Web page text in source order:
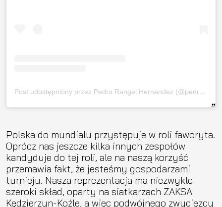
Post udostępniony przez Pedro Rangel Hernandez (@pedro.rangel10)
Polska do mundialu przystępuje w roli faworyta.
Oprócz nas jeszcze kilka innych zespołów
kandyduje do tej roli, ale na naszą korzyść
przemawia fakt, że jesteśmy gospodarzami
turnieju. Nasza reprezentacja ma niezwykle
szeroki skład, oparty na siatkarzach ZAKSA
Kędzierzyn-Koźle, a więc podwójnego zwycięzcy